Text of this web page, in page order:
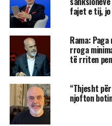
fajet e tij, jo
Rama:
rroga
të rriten
“Thjesht
njofton